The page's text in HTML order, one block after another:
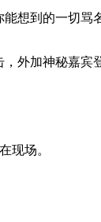
想到的一切骂
外加神秘嘉宾
现场。